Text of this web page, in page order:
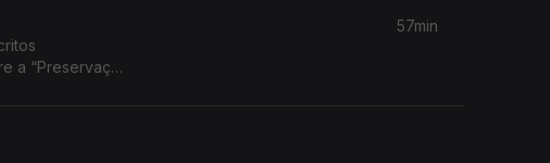
a “Preservação
57min